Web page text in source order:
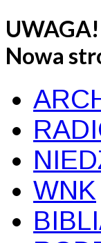
Nowa
WNK